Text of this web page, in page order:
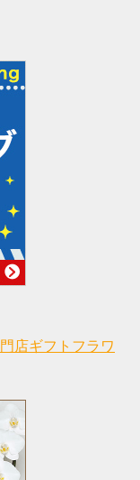
店ギフトフラワ